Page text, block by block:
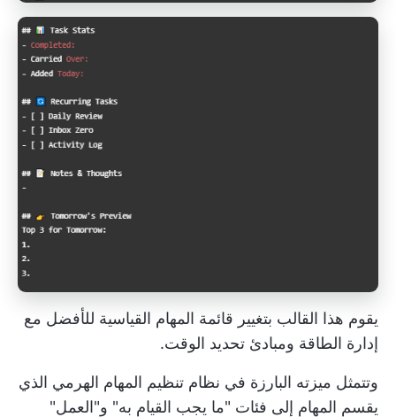
يقوم هذا القالب بتغيير قائمة المهام القياسية للأفضل مع
إدارة الطاقة ومبادئ تحديد الوقت.
وتتمثل ميزته البارزة في نظام تنظيم المهام الهرمي الذي
يقسم المهام إلى فئات "ما يجب القيام به" و"العمل"